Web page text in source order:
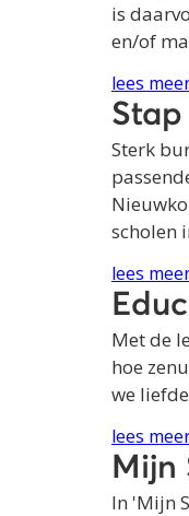
is
en/of
lees
Sterk
scholen
lees
Met de
hoe
we
lees
Mijn
In 'Mijn